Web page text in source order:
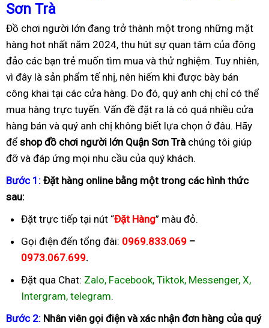
Sơn Trà
Đồ chơi người lớn đang trở thành một trong những mặt
hàng hot nhất năm 2024, thu hút sự quan tâm của đông
đảo các bạn trẻ muốn tìm mua và thử nghiệm. Tuy nhiên,
vì đây là sản phẩm tế nhị, nên hiếm khi được bày bán
công khai tại các cửa hàng. Do đó, quý anh chị chỉ có thể
mua hàng trực tuyến. Vấn đề đặt ra là có quá nhiều cửa
hàng bán và quý anh chị không biết lựa chọn ở đâu. Hãy
để shop đồ chơi người lớn Quận Sơn Trà chúng tôi giúp
đỡ và đáp ứng mọi nhu cầu của quý khách.
Bước 1: Đặt hàng online bằng một trong các hình thức
sau:
Đặt trực tiếp tại nút “Đặt Hàng” màu đỏ.
Gọi điện đến tổng đài: 0969.833.069 –
0973.067.699.
Đặt qua Chat: Zalo, Facebook, Tiktok, Messenger, X,
Intergram, telegram.
Bước 2: Nhân viên gọi điện và xác nhận đơn hàng của quý